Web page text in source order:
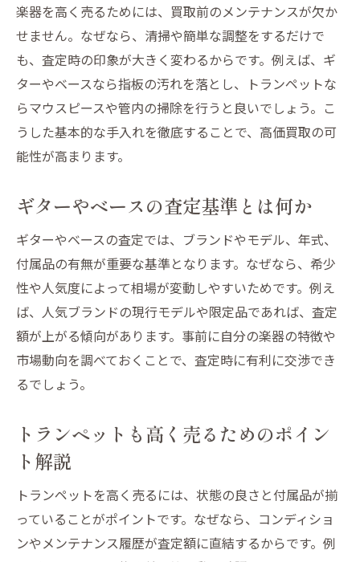
ベース買取のポイントと楽器売却術の基本
ベース買取で押さえるべき基本事項
ギターやトランペット売却の流れを解説
楽器の準備と査定前のチェックポイント
買取で後悔しないための書類や付属品整理
ギターやベースをより高く売る工夫
楽器買取でギターやトランペットも安心売却
ギターやトランペットの買取で安心感を得
る方法
ベース買取サービスの特徴と選び方
楽器の買取でトラブルを防ぐポイント
ギターやベースの売却時に気を付けること
トランペットも安心して売却する手順
ベース買取を成功させるための準備と工夫
ギターやトランペットも査定前にすること
楽器のメンテナンスで買取額を上げる方法
ギターやベースの付属品整理の重要性
楽器を高く売るためには、買取前のメンテナンスが欠か
せません。なぜなら、清掃や簡単な調整をするだけで
も、査定時の印象が大きく変わるからです。例えば、ギ
ターやベースなら指板の汚れを落とし、トランペットな
らマウスピースや管内の掃除を行うと良いでしょう。こ
うした基本的な手入れを徹底することで、高価買取の可
能性が高まります。
ギターやベースの査定基準とは何か
ギターやベースの査定では、ブランドやモデル、年式、
付属品の有無が重要な基準となります。なぜなら、希少
性や人気度によって相場が変動しやすいためです。例え
ば、人気ブランドの現行モデルや限定品であれば、査定
額が上がる傾向があります。事前に自分の楽器の特徴や
市場動向を調べておくことで、査定時に有利に交渉でき
るでしょう。
トランペットも高く売るためのポイン
ト解説
トランペットを高く売るには、状態の良さと付属品が揃
っていることがポイントです。なぜなら、コンディショ
ンやメンテナンス履歴が査定額に直結するからです。例